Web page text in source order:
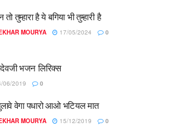
तुम्हारा है ये बगिया भी तुम्हारी है
MOURYA 17/05/2024 0
भजन लिरिक्स
06/2019 0
वेगा पधारो आओ भटियल मात
MOURYA 15/12/2019 0